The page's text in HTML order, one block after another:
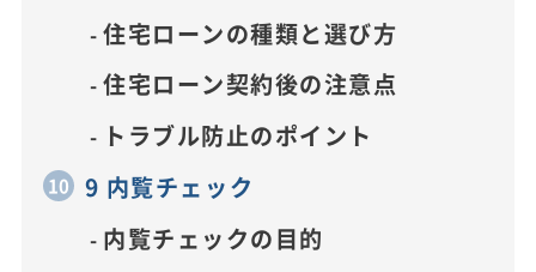
住宅ローンの種類と選び方
住宅ローン契約後の注意点
トラブル防止のポイント
9 内覧チェック
内覧チェックの目的